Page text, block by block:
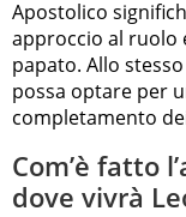
Apostolico
approccio al ruolo
papato. Allo
possa optare per
completamento
Com’è fatto
dove vivrà